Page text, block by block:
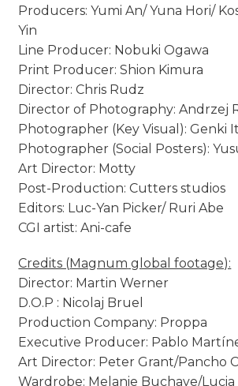
Producers: Yumi An/ Yuna Hori/
Yin
Line Producer: Nobuki Ogawa
Print Producer: Shion Kimura
Director: Chris Rudz
Director of Photography: Andrzej
Photographer (Key Visual): Genki
Photographer (Social Posters):
Art Director: Motty
Post-Production: Cutters studios
Editors: Luc-Yan Picker/ Ruri Abe
CGI artist: Ani-cafe
Credits (Magnum global footage):
Director: Martin Werner
D.O.P : Nicolaj Bruel
Production Company: Proppa
Executive Producer: Pablo
Art Director: Peter Grant/Pancho
Wardrobe: Melanie Buchave/Lucia